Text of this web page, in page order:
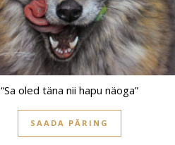
“Sa oled täna nii hapu näoga”
SAADA PÄRING